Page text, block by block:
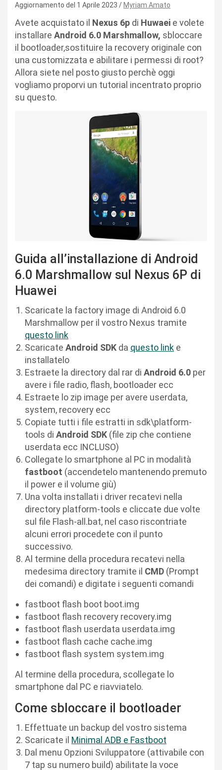
Aggiornamento del 1 Aprile 2023 Myriam Amato
Avete acquistato il Nexus 6p di Huwaei e volete
installare Android 6.0 Marshmallow, sbloccare
il bootloader,sostituire la recovery originale con
una customizzata e abilitare i permessi di root?
Allora siete nel posto giusto perchè oggi
vogliamo proporvi un tutorial incentrato proprio
su questo.
Guida all’installazione di Android
6.0 Marshmallow sul Nexus 6P di
Huawei
Scaricate la factory image di Android 6.0
Marshmallow per il vostro Nexus tramite
questo link
Scaricate Android SDK da questo link e
installatelo
Estraete la directory dal rar di Android 6.0 per
avere i file radio, flash, bootloader ecc
Estraete lo zip image per avere userdata,
system, recovery ecc
Copiate tutti i file estratti in sdk\platform-
tools di Android SDK (file zip che contiene
userdata ecc INCLUSO)
Collegate lo smartphone al PC in modalità
fastboot (accendetelo mantenendo premuto
il power e il volume giù)
Una volta installati i driver recatevi nella
directory platform-tools e cliccate due volte
sul file Flash-all.bat, nel caso riscontriate
alcuni errori procedete con il punto
successivo.
Al termine della procedura recatevi nella
medesima directory tramite il CMD (Prompt
dei comandi) e digitate i seguenti comandi
fastboot flash boot boot.img
fastboot flash recovery recovery.img
fastboot flash userdata userdata.img
fastboot flash cache cache.img
fastboot flash system system.img
Al termine della procedura, scollegate lo
smartphone dal PC e riavviatelo.
Come sbloccare il bootloader
Effettuate un backup del vostro sistema
Scaricate il Minimal ADB e Fastboot
Dal menu Opzioni Sviluppatore (attivabile con
7 tap su numero build) abilitate la voce